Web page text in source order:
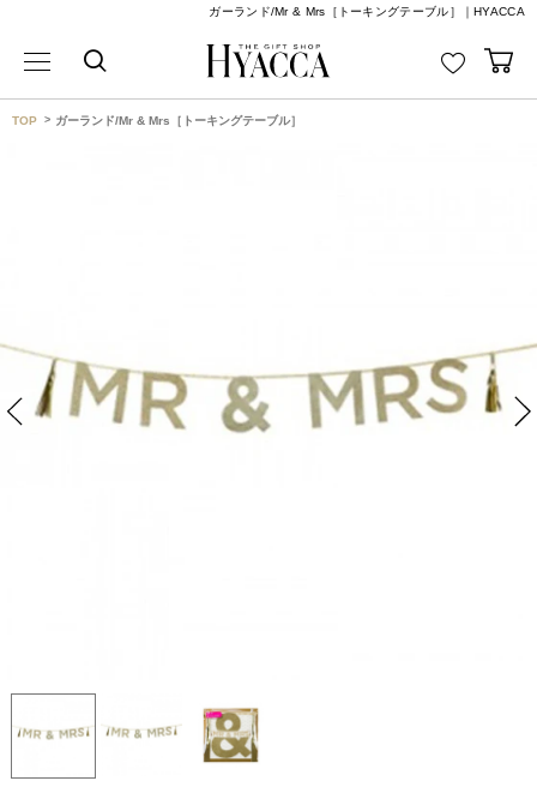
ガーランド/Mr & Mrs［トーキングテーブル］｜HYACCA
TOP ガーランド/Mr & Mrs［トーキングテーブル］